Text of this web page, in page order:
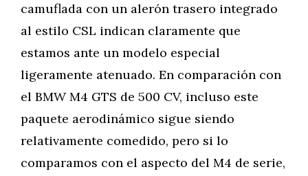
camuflada con un alerón trasero integrado
al estilo CSL indican claramente que
estamos ante un modelo especial
ligeramente atenuado. En comparación con
el BMW M4 GTS de 500 CV, incluso este
paquete aerodinámico sigue siendo
relativamente comedido, pero si lo
comparamos con el aspecto del M4 de serie,